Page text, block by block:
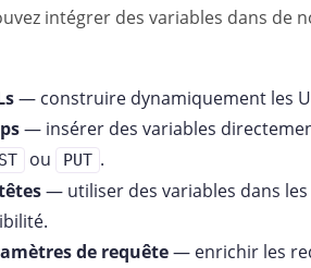
intégrer des variables dans de
— construire dynamiquement les
— insérer des variables
ou PUT .
— utiliser des variables dans
de requête— enrichir les